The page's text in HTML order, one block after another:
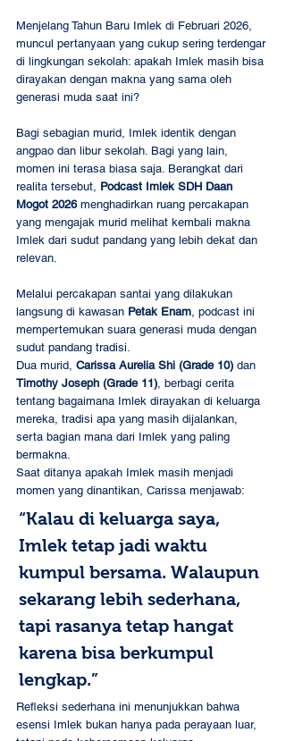
Menjelang Tahun Baru Imlek di Februari 2026,
muncul pertanyaan yang cukup sering terdengar
di lingkungan sekolah: apakah Imlek masih bisa
dirayakan dengan makna yang sama oleh
generasi muda saat ini?
Bagi sebagian murid, Imlek identik dengan
angpao dan libur sekolah. Bagi yang lain,
momen ini terasa biasa saja. Berangkat dari
realita tersebut, Podcast Imlek SDH Daan
Mogot 2026 menghadirkan ruang percakapan
yang mengajak murid melihat kembali makna
Imlek dari sudut pandang yang lebih dekat dan
relevan.
Melalui percakapan santai yang dilakukan
langsung di kawasan Petak Enam, podcast ini
mempertemukan suara generasi muda dengan
sudut pandang tradisi.
Dua murid, Carissa Aurelia Shi (Grade 10) dan
Timothy Joseph (Grade 11), berbagi cerita
tentang bagaimana Imlek dirayakan di keluarga
mereka, tradisi apa yang masih dijalankan,
serta bagian mana dari Imlek yang paling
bermakna.
Saat ditanya apakah Imlek masih menjadi
momen yang dinantikan, Carissa menjawab:
“Kalau di keluarga saya,
Imlek tetap jadi waktu
kumpul bersama. Walaupun
sekarang lebih sederhana,
tapi rasanya tetap hangat
karena bisa berkumpul
lengkap.”
Refleksi sederhana ini menunjukkan bahwa
esensi Imlek bukan hanya pada perayaan luar,